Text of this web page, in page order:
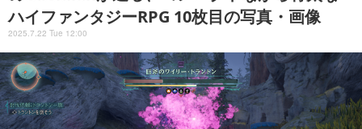
ハイファンタジーRPG 10枚目の写真・画像
2025.7.22 Tue 12:00